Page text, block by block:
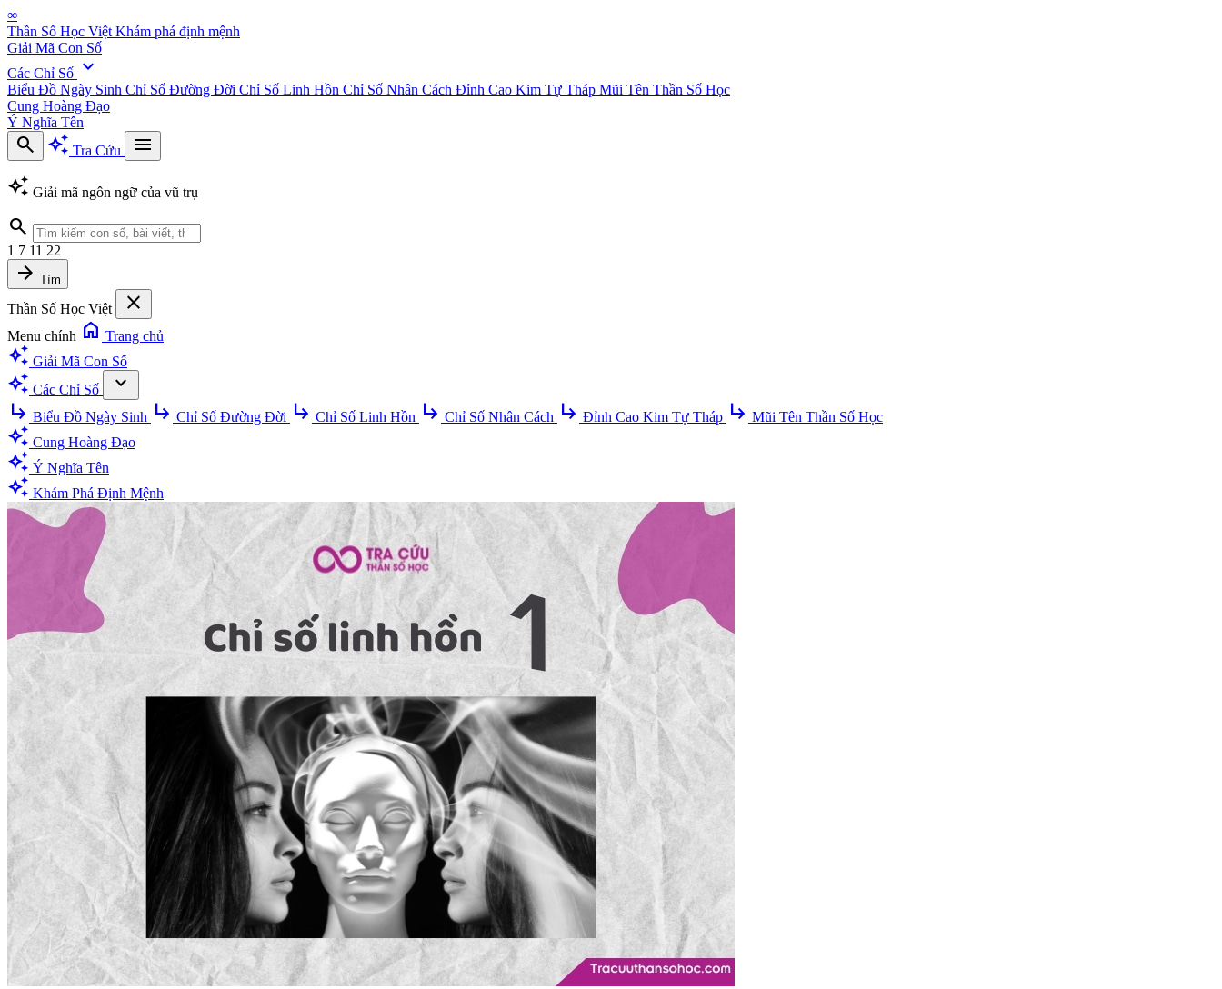
∞
Thần Số Học Việt Khám phá định mệnh
Giải Mã Con Số
Các Chỉ Số expand_more
Biểu Đồ Ngày Sinh Chỉ Số Đường Đời Chỉ Số Linh Hồn Chỉ Số Nhân Cách Đỉnh Cao Kim Tự Tháp Mũi Tên Thần Số Học
Cung Hoàng Đạo
Ý Nghĩa Tên
search auto_awesome Tra Cứu
menu
auto_awesome Giải mã ngôn ngữ của vũ trụ
search
1 7 11 22
arrow_forward Tìm
Thần Số Học Việt close
Menu chính home Trang chủ
auto_awesome Giải Mã Con Số
auto_awesome Các Chỉ Số
expand_more
subdirectory_arrow_right Biểu Đồ Ngày Sinh subdirectory_arrow_right Chỉ Số Đường Đời subdirectory_arrow_right Chỉ Số Linh Hồn subdirectory_arrow_right Chỉ Số Nhân Cách subdirectory_arrow_right Đỉnh Cao Kim Tự Tháp subdirectory_arrow_right Mũi Tên Thần Số Học
auto_awesome Cung Hoàng Đạo
auto_awesome Ý Nghĩa Tên
auto_awesome Khám Phá Định Mệnh